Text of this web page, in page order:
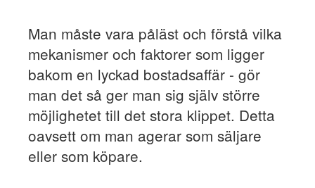
Man måste vara påläst och förstå vilka
mekanismer och faktorer som ligger
bakom en lyckad bostadsaffär - gör
man det så ger man sig själv större
möjlighetet till det stora klippet. Detta
oavsett om man agerar som säljare
eller som köpare.